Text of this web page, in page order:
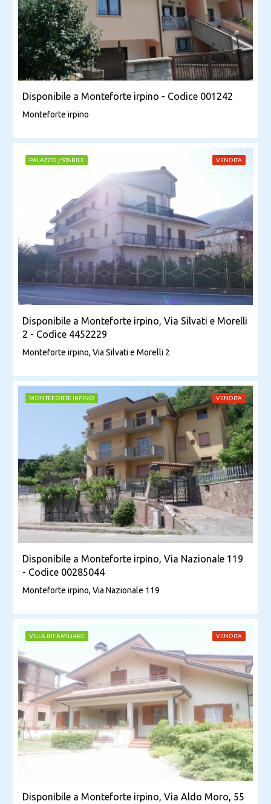
Disponibile a Monteforte irpino - Codice 001242
Monteforte irpino
PALAZZO / STABILE VENDITA
Disponibile a Monteforte irpino, Via Silvati e Morelli
2 - Codice 4452229
Monteforte irpino, Via Silvati e Morelli 2
MONTEFORTE IRPINO VENDITA
Disponibile a Monteforte irpino, Via Nazionale 119
- Codice 00285044
Monteforte irpino, Via Nazionale 119
VILLA BIFAMILIARE VENDITA
Disponibile a Monteforte irpino, Via Aldo Moro, 55